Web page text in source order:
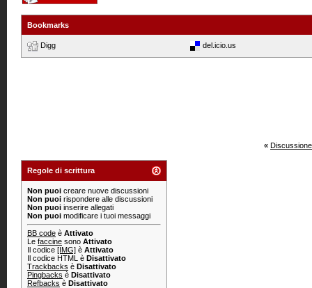
Bookmarks
Digg del.icio.us
«
Regole di scrittura
Non puoi creare nuove discussioni
Non puoi rispondere alle discussioni
Non puoi inserire allegati
Non puoi modificare i tuoi messaggi
BB code è Attivato
Le faccine sono Attivato
Il codice [IMG] è Attivato
Il codice HTML è Disattivato
Trackbacks è Disattivato
Pingbacks è Disattivato
Refbacks è Disattivato